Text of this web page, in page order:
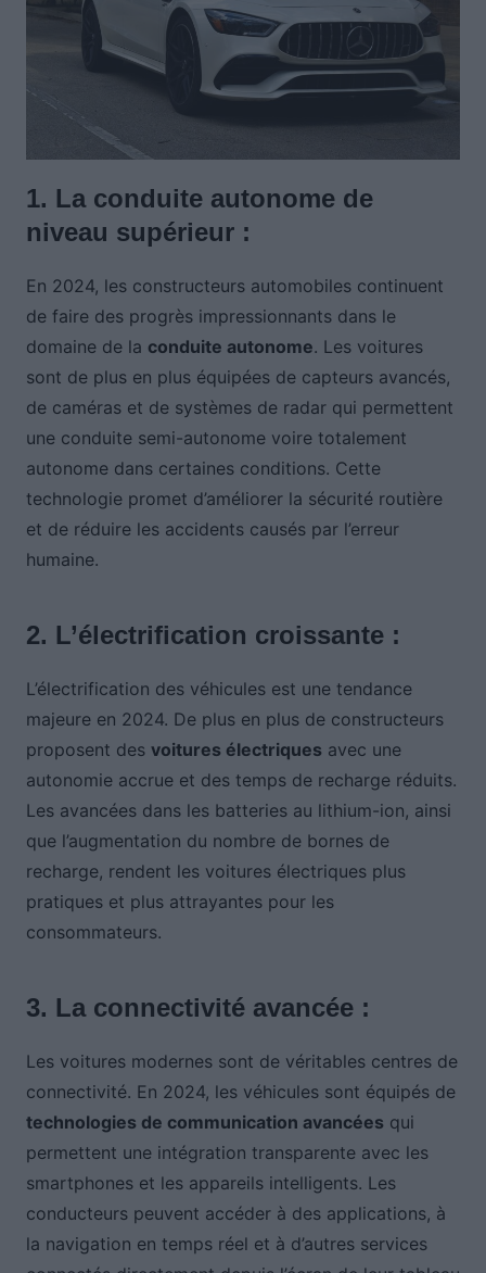
1. La conduite autonome de
niveau supérieur :
En 2024, les constructeurs automobiles continuent
de faire des progrès impressionnants dans le
domaine de la conduite autonome. Les voitures
sont de plus en plus équipées de capteurs avancés,
de caméras et de systèmes de radar qui permettent
une conduite semi-autonome voire totalement
autonome dans certaines conditions. Cette
technologie promet d’améliorer la sécurité routière
et de réduire les accidents causés par l’erreur
humaine.
2. L’électrification croissante :
L’électrification des véhicules est une tendance
majeure en 2024. De plus en plus de constructeurs
proposent des voitures électriques avec une
autonomie accrue et des temps de recharge réduits.
Les avancées dans les batteries au lithium-ion, ainsi
que l’augmentation du nombre de bornes de
recharge, rendent les voitures électriques plus
pratiques et plus attrayantes pour les
consommateurs.
3. La connectivité avancée :
Les voitures modernes sont de véritables centres de
connectivité. En 2024, les véhicules sont équipés de
technologies de communication avancées qui
permettent une intégration transparente avec les
smartphones et les appareils intelligents. Les
conducteurs peuvent accéder à des applications, à
la navigation en temps réel et à d’autres services